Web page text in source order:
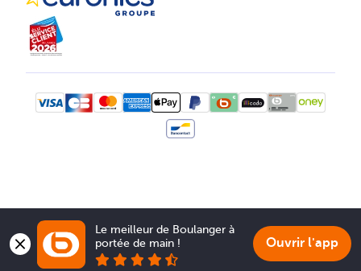
Le meilleur de Boulanger à
portée de main !
Ouvrir l'app